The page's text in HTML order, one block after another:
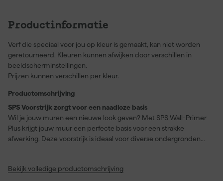
Productinformatie
Verf die speciaal voor jou op kleur is gemaakt, kan niet worden
geretourneerd. Kleuren kunnen afwijken door verschillen in
beeldscherminstellingen.
Prijzen kunnen verschillen per kleur.
Productomschrijving
SPS Voorstrijk zorgt voor een naadloze basis
Wil je jouw muren een nieuwe look geven? Met SPS Wall-Primer
Plus krijgt jouw muur een perfecte basis voor een strakke
afwerking. Deze voorstrijk is ideaal voor diverse ondergronden
voor een egale ondergrond, waardoor jouw gekozen verf perfect
Bekijk volledige productomschrijving